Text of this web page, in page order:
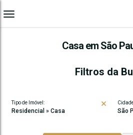
Casa em São
Filtros da
Tipo de Imóvel:
Residencial » Casa São